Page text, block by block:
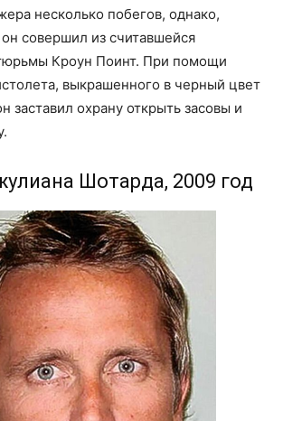
несколько побегов, однако,
совершил из считавшейся
Кроун Поинт. При помощи
выкрашенного в черный цвет
заставил охрану открыть засовы и
Шотарда, 2009 год